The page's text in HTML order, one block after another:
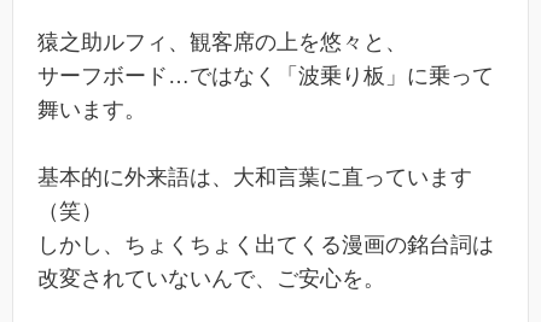
猿之助ルフィ、観客席の上を悠々と、
サーフボード…ではなく「波乗り板」に乗って
舞います。
基本的に外来語は、大和言葉に直っています
（笑）
しかし、ちょくちょく出てくる漫画の銘台詞は
改変されていないんで、ご安心を。